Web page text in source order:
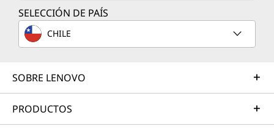
SELECCIÓN DE PAÍS
CHILE
SOBRE LENOVO
PRODUCTOS